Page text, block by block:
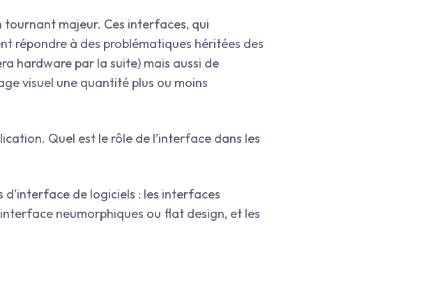
tournant majeur. Ces interfaces, qui
répondre à des problématiques héritées des
hardware par la suite) mais aussi de
visuel une quantité plus ou moins
Quel est le rôle de l’interface dans les
de logiciels : les interfaces
neumorphiques ou flat design, et les